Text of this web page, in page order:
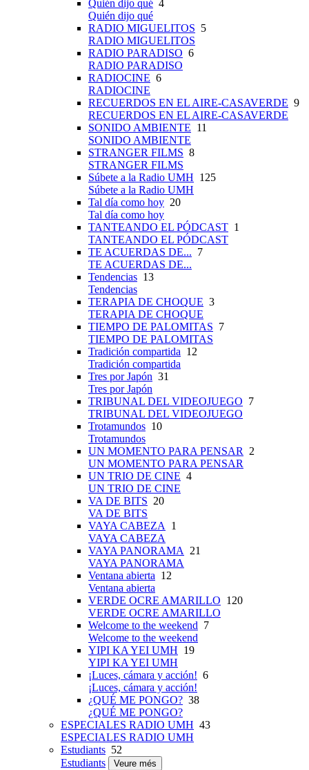
Quién dijo qué 4
Quién dijo qué
RADIO MIGUELITOS 5
RADIO MIGUELITOS
RADIO PARADISO 6
RADIO PARADISO
RADIOCINE 6
RADIOCINE
RECUERDOS EN EL AIRE-CASAVERDE 9
RECUERDOS EN EL AIRE-CASAVERDE
SONIDO AMBIENTE 11
SONIDO AMBIENTE
STRANGER FILMS 8
STRANGER FILMS
Súbete a la Radio UMH 125
Súbete a la Radio UMH
Tal día como hoy 20
Tal día como hoy
TANTEANDO EL PÓDCAST 1
TANTEANDO EL PÓDCAST
TE ACUERDAS DE... 7
TE ACUERDAS DE...
Tendencias 13
Tendencias
TERAPIA DE CHOQUE 3
TERAPIA DE CHOQUE
TIEMPO DE PALOMITAS 7
TIEMPO DE PALOMITAS
Tradición compartida 12
Tradición compartida
Tres por Japón 31
Tres por Japón
TRIBUNAL DEL VIDEOJUEGO 7
TRIBUNAL DEL VIDEOJUEGO
Trotamundos 10
Trotamundos
UN MOMENTO PARA PENSAR
2
UN MOMENTO PARA PENSAR
UN TRIO DE CINE 4
UN TRIO DE CINE
VA DE BITS 20
VA DE BITS
VAYA CABEZA
1
VAYA CABEZA
VAYA PANORAMA
21
VAYA PANORAMA
Ventana abierta 12
Ventana abierta
VERDE OCRE AMARILLO 120
VERDE OCRE AMARILLO
Welcome to the weekend 7
Welcome to the weekend
YIPI KA YEI UMH 19
YIPI KA YEI UMH
¡Luces, cámara y acción! 6
¡Luces, cámara y acción!
¿QUÉ ME PONGO? 38
¿QUÉ ME PONGO?
ESPECIALES RADIO UMH 43
ESPECIALES RADIO UMH
Estudiants 52
Estudiants
Veure més